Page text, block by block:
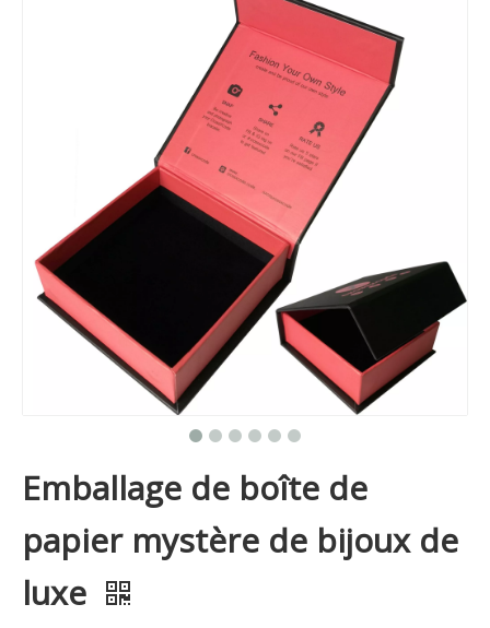
Emballage de boîte de
papier mystère de bijoux de
luxe